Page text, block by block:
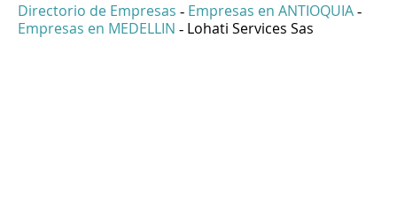
Directorio de Empresas - Empresas en ANTIOQUIA -
Empresas en MEDELLIN - Lohati Services Sas